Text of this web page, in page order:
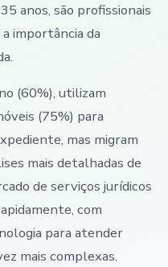
anos, são profissionais
importância da
(60%), utilizam
(75%) para
mas migram
mais detalhadas de
de serviços jurídicos
com
para atender
mais complexas.